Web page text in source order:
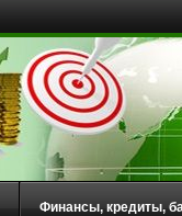
Финансы, кредиты,